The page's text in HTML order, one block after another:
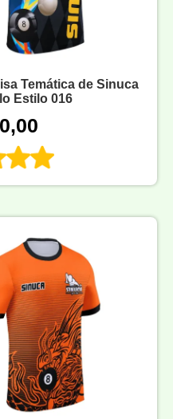
Temática de Sinuca
Estilo 016